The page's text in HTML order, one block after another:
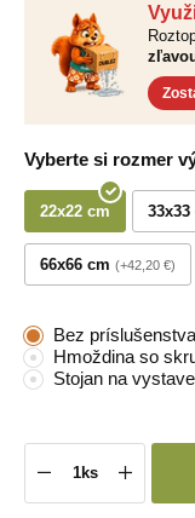
Vyberte si rozmer
22x22 cm 33x33
66x66 cm +42,20 €
Bez príslušenstva
Hmoždina so
Stojan na